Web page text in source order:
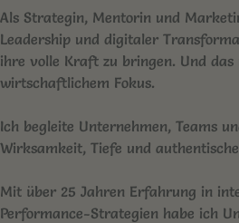
Als Strategin, Mentorin und
Leadership und digitaler
ihre volle Kraft zu bringen. Und
wirtschaftlichem Fokus.
Ich begleite Unternehmen, Teams
Wirksamkeit, Tiefe und
Mit über 25 Jahren Erfahrung in
Performance-Strategien habe ich